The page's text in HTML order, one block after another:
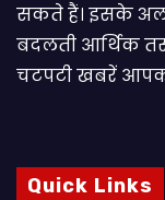
सकते हैं। इसके
बदलती आर्थिक
चटपटी खबरें
Quick Links